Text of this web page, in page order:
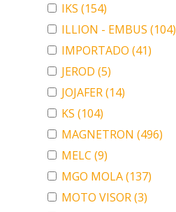
IKS (154)
ILLION - EMBUS (104)
IMPORTADO (41)
JEROD (5)
JOJAFER(14)
KS (104)
MAGNETRON (496)
MELC (9)
MGO MOLA(137)
MOTO VISOR(3)